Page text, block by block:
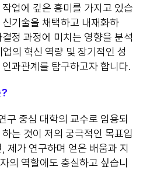
업에 깊은 흥미를 가지고 있습
기술을 채택하고 내재화하
정 과정에 미치는 영향을 분석
의 혁신 역량 및 장기적인 성
과관계를 탐구하고자 합니다.
구 중심 대학의 교수로 임용되
는 것이 저의 궁극적인 목표입
제가 연구하며 얻은 배움과 지
의 역할에도 충실하고 싶습니